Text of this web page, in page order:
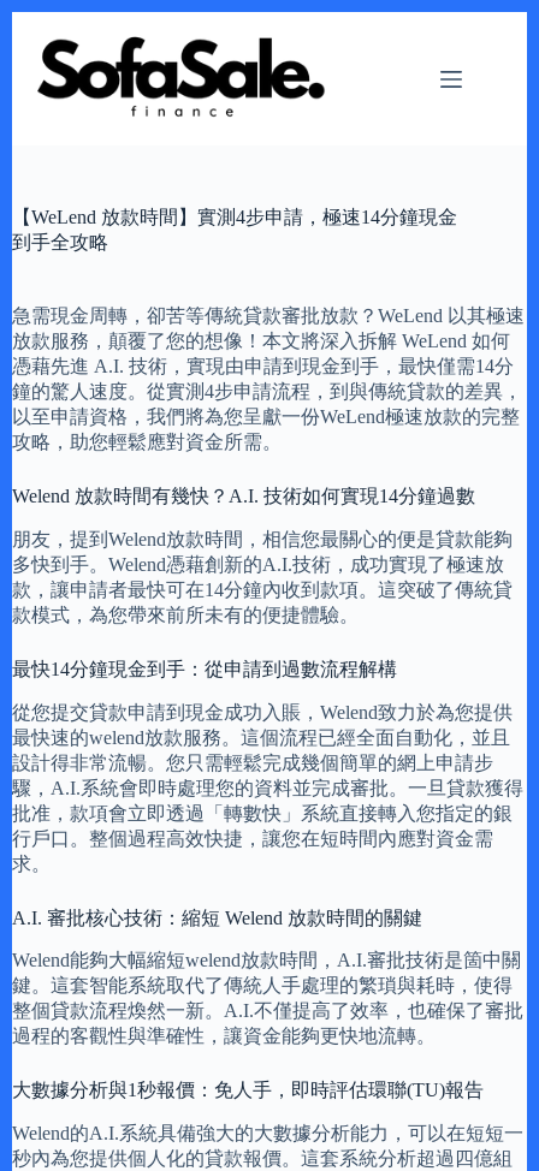
content
【WeLend 放款時間】實測4步申請，極速14分鐘現金
到手全攻略
急需現金周轉，卻苦等傳統貸款審批放款？WeLend 以其極速
放款服務，顛覆了您的想像！本文將深入拆解 WeLend 如何
憑藉先進 A.I. 技術，實現由申請到現金到手，最快僅需14分
鐘的驚人速度。從實測4步申請流程，到與傳統貸款的差異，
以至申請資格，我們將為您呈獻一份WeLend極速放款的完整
攻略，助您輕鬆應對資金所需。
Welend 放款時間有幾快？A.I. 技術如何實現14分鐘過數
朋友，提到Welend放款時間，相信您最關心的便是貸款能夠
多快到手。Welend憑藉創新的A.I.技術，成功實現了極速放
款，讓申請者最快可在14分鐘內收到款項。這突破了傳統貸
款模式，為您帶來前所未有的便捷體驗。
最快14分鐘現金到手：從申請到過數流程解構
從您提交貸款申請到現金成功入賬，Welend致力於為您提供
最快速的welend放款服務。這個流程已經全面自動化，並且
設計得非常流暢。您只需輕鬆完成幾個簡單的網上申請步
驟，A.I.系統會即時處理您的資料並完成審批。一旦貸款獲得
批准，款項會立即透過「轉數快」系統直接轉入您指定的銀
行戶口。整個過程高效快捷，讓您在短時間內應對資金需
求。
A.I. 審批核心技術：縮短 Welend 放款時間的關鍵
Welend能夠大幅縮短welend放款時間，A.I.審批技術是箇中關
鍵。這套智能系統取代了傳統人手處理的繁瑣與耗時，使得
整個貸款流程煥然一新。A.I.不僅提高了效率，也確保了審批
過程的客觀性與準確性，讓資金能夠更快地流轉。
大數據分析與1秒報價：免人手，即時評估環聯(TU)報告
Welend的A.I.系統具備強大的大數據分析能力，可以在短短一
秒內為您提供個人化的貸款報價。這套系統分析超過四億組